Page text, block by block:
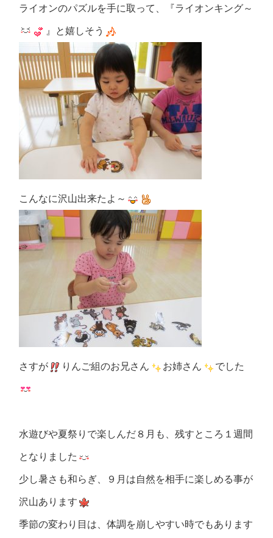
ライオンのパズルを手に取って、『ライオンキング～
』と嬉しそう
こんなに沢山出来たよ～
さすが りんご組のお兄さん お姉さん でした
水遊びや夏祭りで楽しんだ８月も、残すところ１週間
となりました
少し暑さも和らぎ、９月は自然を相手に楽しめる事が
沢山あります
季節の変わり目は、体調を崩しやすい時でもあります